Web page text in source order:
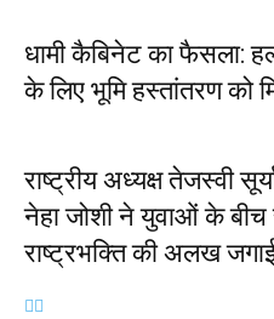
धामी कैबिनेट का फैसला:
के लिए भूमि हस्तांतरण को
राष्ट्रीय अध्यक्ष तेजस्वी
नेहा जोशी ने युवाओं के
राष्ट्रभक्ति की अलख